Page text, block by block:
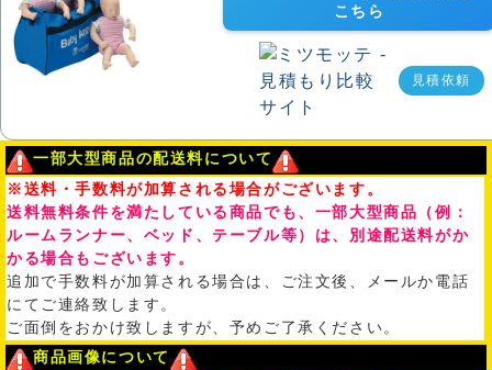
こちら
見積依頼
一部大型商品の配送料について
※送料・手数料が加算される場合がございます。
送料無料条件を満たしている商品でも、一部大型商品（例：
ルームランナー、ベッド、テーブル等）は、別途配送料がか
かる場合もございます。
追加で手数料が加算される場合は、ご注文後、メールか電話
にてご連絡致します。
ご面倒をおかけ致しますが、予めご了承ください。
商品画像について